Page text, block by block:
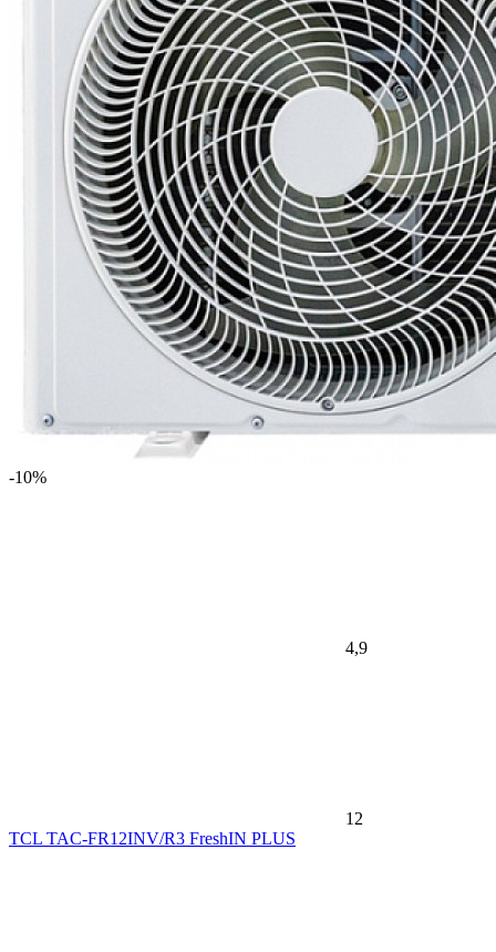
-10%
4,9
12
TCL TAC-FR12INV/R3 FreshIN PLUS